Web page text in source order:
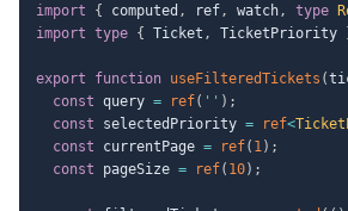
import { computed , ref, watch, type
import type { Ticket , TicketPriority
export function useFilteredTickets (
const query = ref( '' ) ;
const selectedPriority = ref<
const currentPage = ref( 1) ;
const pageSize = ref( 10) ;